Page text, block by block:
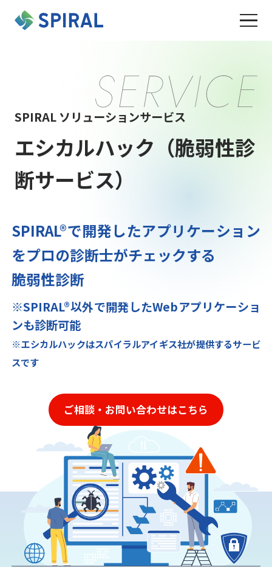
SPIRAL ソリューションサービス
エシカルハック（脆弱性診
断サービス）
SPIRAL®で開発したアプリケーション
をプロの診断⼠がチェックする
脆弱性診断
※SPIRAL®以外で開発したWebアプリケーショ
ンも診断可能
※エシカルハックはスパイラルアイギス社が提供するサービ
スです​
ご相談・お問い合わせはこちら